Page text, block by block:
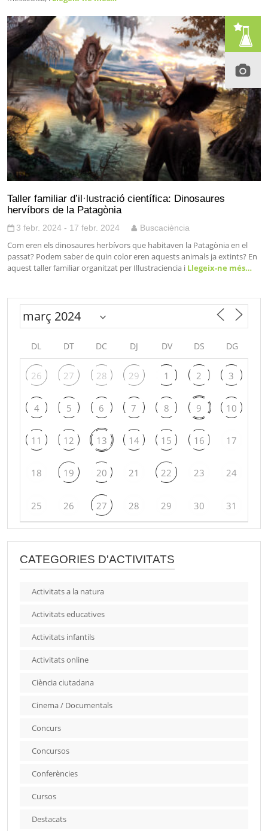
Taller familiar d’il·lustració científica: Dinosaures
hervíbors de la Patagònia
3 febr. 2024 - 17 febr. 2024 Buscaciència
Com eren els dinosaures herbívors que habitaven la Patagònia en el
passat? Podem saber de quin color eren aquests animals ja extints? En
aquest taller familiar organitzat per Illustraciencia i Llegeix-ne més…
DL DT DC DJ DV DS DG
26 27 28 29 1 2 3
4 5 6 7 8 9 10
11 12 13 14 15 16 17
18 19 20 21 22 23 24
25 26 27 28 29 30 31
CATEGORIES D'ACTIVITATS
Activitats a la natura
Activitats educatives
Activitats infantils
Activitats online
Ciència ciutadana
Cinema / Documentals
Concurs
Concursos
Conferències
Cursos
Destacats